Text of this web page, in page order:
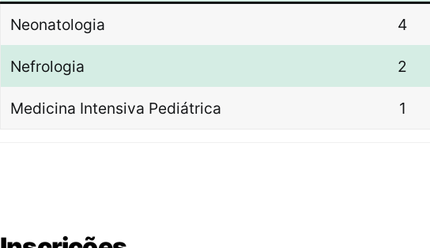
Neonatologia 4
Nefrologia 2
Medicina Intensiva Pediátrica 1